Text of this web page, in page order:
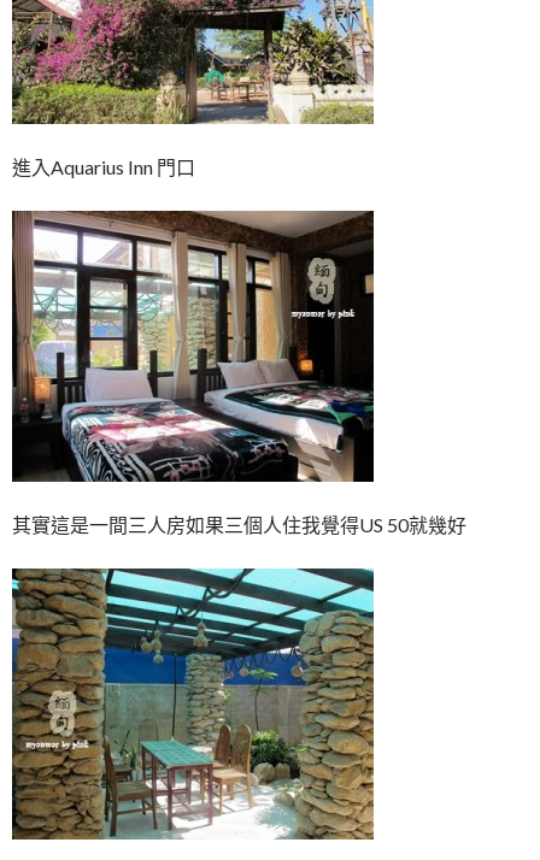
進入Aquarius Inn 門口
其實這是一間三人房如果三個人住我覺得US 50就幾好